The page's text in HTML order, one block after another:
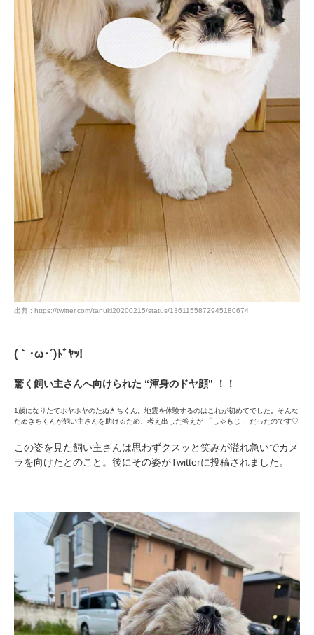
出典 : https://twitter.com/tanuki20200215/status/1361155872945180674
(｀･ω･´)ﾄﾞﾔｯ!
驚く飼い主さんへ向けられた “渾身のドヤ顔” ！！
1歳になりたてホヤホヤのたぬきちくん。地震を体験するのはこれが初めてでした。そんな
たぬきちくんが飼い主さんを助けるため、考え出した答えが 「しゃもじ」 だったのです♡
この姿を見た飼い主さんは思わずクスッと笑みが溢れ急いでカメ
ラを向けたとのこと。後にその姿がTwitterに投稿されました。
いぬ部をフォロー
ねこ部をフォロー
アプリをダウンロードする